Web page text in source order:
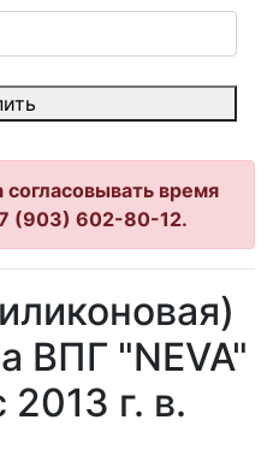
время
(903) 602-80-12.
ВПГ "NEVA"
г. в.